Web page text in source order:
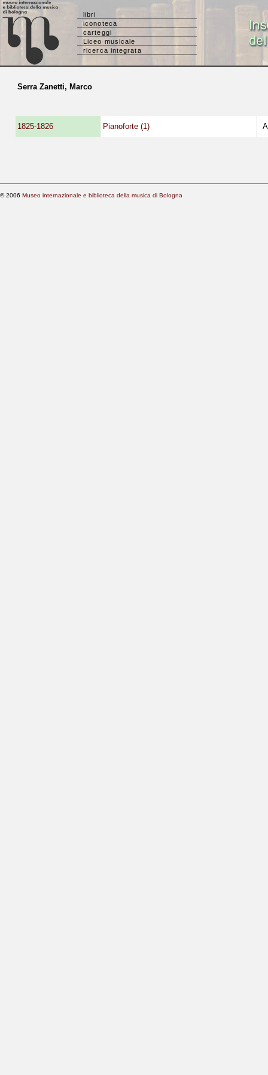
libri
iconoteca
carteggi
Liceo musicale
ricerca integrata
Serra Zanetti, Marco
1825-1826 Pianoforte (1)
© 2006 Museo internazionale e biblioteca della musica di Bologna